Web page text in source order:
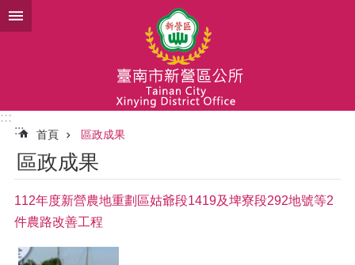
跳到主要內容區塊
:::
:::
首頁 區政成果
區政成果
112年度新營農地重劃區姑爺段1419及埤寮段292地號等2
件農路改善工程